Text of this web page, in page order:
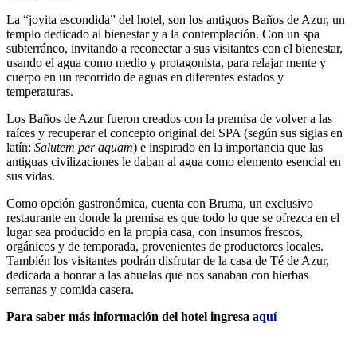
La “joyita escondida” del hotel, son los antiguos Baños de Azur, un
templo dedicado al bienestar y a la contemplación. Con un spa
subterráneo, invitando a reconectar a sus visitantes con el bienestar,
usando el agua como medio y protagonista, para relajar mente y
cuerpo en un recorrido de aguas en diferentes estados y
temperaturas.
Los Baños de Azur fueron creados con la premisa de volver a las
raíces y recuperar el concepto original del SPA (según sus siglas en
latín: Salutem per aquam) e inspirado en la importancia que las
antiguas civilizaciones le daban al agua como elemento esencial en
sus vidas.
Como opción gastronómica, cuenta con Bruma, un exclusivo
restaurante en donde la premisa es que todo lo que se ofrezca en el
lugar sea producido en la propia casa, con insumos frescos,
orgánicos y de temporada, provenientes de productores locales.
También los visitantes podrán disfrutar de la casa de Té de Azur,
dedicada a honrar a las abuelas que nos sanaban con hierbas
serranas y comida casera.
Para saber más información del hotel ingresa aquí